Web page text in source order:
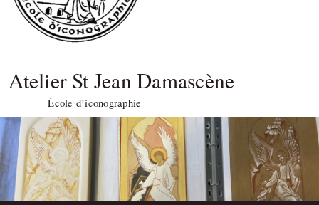
Atelier St Jean Damascène
École d’iconographie